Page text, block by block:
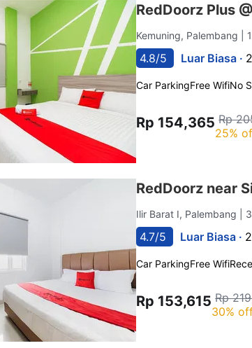
RedDoorz Plus
Kemuning, Palembang |
4.8/5 Luar Biasa ·
Car ParkingFree WifiNo
Rp 154,365 Rp
25%
RedDoorz near
Ilir Barat I, Palembang |
4.7/5 Luar Biasa ·
Car ParkingFree Wifi
Rp 153,615 Rp
30%